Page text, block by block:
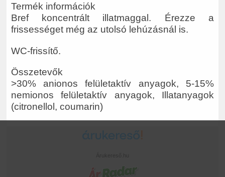
Termék információk
Bref koncentrált illatmaggal. Érezze a
frissességet még az utolsó lehúzásnál is.
WC-frissítő.
Összetevők
>30% anionos felületaktív anyagok, 5-15%
nemionos felületaktív anyagok, Illatanyagok
(citronellol, coumarin)